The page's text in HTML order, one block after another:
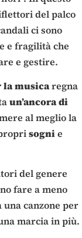
del palco
ci sono
e fragilità che
e gestire.
lamusicaregna
un’ancoradi
al meglio la
sognie
del genere
fare a meno
canzone per
marcia in più.